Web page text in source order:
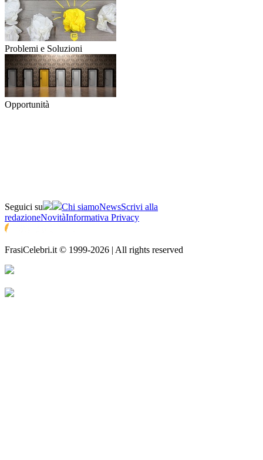
Problemi e Soluzioni
Opportunità
Seguici su Chi siamoNewsScrivi alla
redazioneNovitàInformativa Privacy
FrasiCelebri.it © 1999-2026 | All rights reserved